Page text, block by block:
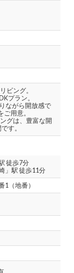
ビング。
プラン。
ながら開放感で
用意。
グは、豊富な開
す。
徒歩7分
」駅 徒歩11分
1（地番）